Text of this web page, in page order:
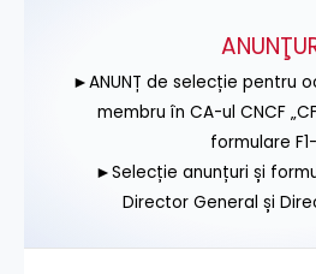
►ANUNȚ de selecție pentru
membru în CA-ul CNCF
formulare
►Selecție anunțuri și
Director General și